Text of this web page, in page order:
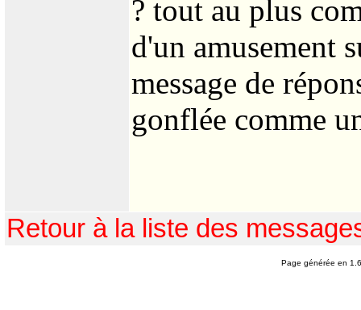
? tout au plus
d'un amusement
message de
gonflée comme
Retour à la liste des
Page générée en